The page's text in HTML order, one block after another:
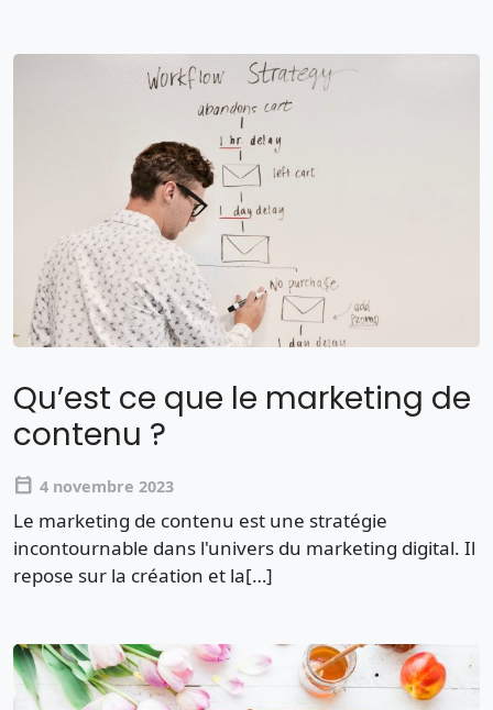
Qu’est ce que le marketing de
contenu ?
calendar_today 4 novembre 2023
Le marketing de contenu est une stratégie
incontournable dans l'univers du marketing digital. Il
repose sur la création et la[…]